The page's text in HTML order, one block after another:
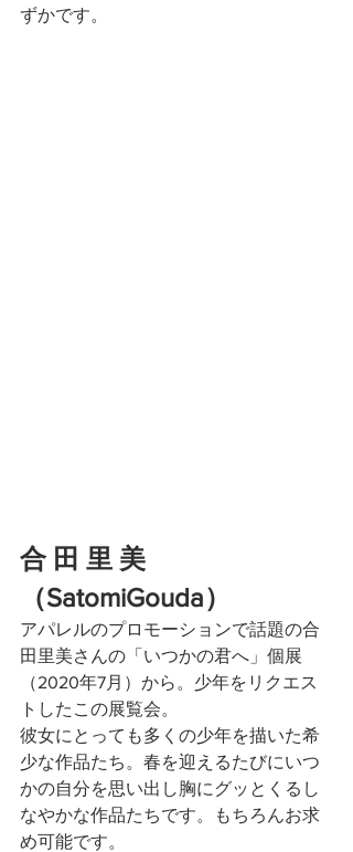
ずかです。
合 田 里 美
（SatomiGouda）
アパレルのプロモーションで話題の合
田里美さんの「いつかの君へ」個展
（2020年7月）から。少年をリクエス
トしたこの展覧会。
彼女にとっても多くの少年を描いた希
少な作品たち。春を迎えるたびにいつ
かの自分を思い出し胸にグッとくるし
なやかな作品たちです。もちろんお求
め可能です。